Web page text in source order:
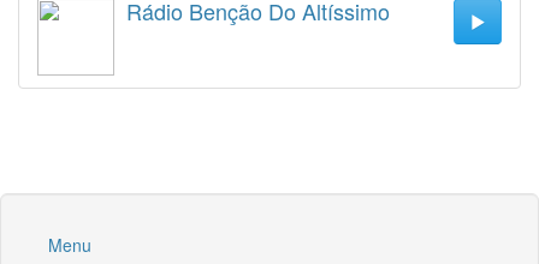
Rádio Benção Do Altíssimo
Menu